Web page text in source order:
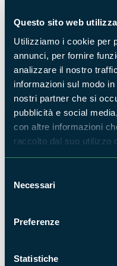
Questo sito web
Utilizziamo i cookie per
annunci, per fornire
analizzare il nostro
informazioni sul modo
nostri partner che si
pubblicità e social
con altre informazioni
raccolto dal suo utilizzo
delNecessari
Preferenze
Statistiche
Flora
Come in tutto l'Appennino
vegetali più diffuse nella
tra le quote di 1000 e
il Faggioè soppiantato
più fresche ed acclivi